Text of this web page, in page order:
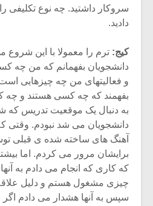
سروکار داشتید. چه نوع تکلیفی
دادید.
کیج: ترم را معمولا با این شروع
دانشجویان بفهمانم که من چه
و فعالیتهای من چه چیزهایی
بفهمند که چه کسی هستند و چه
به دنبال یک موقعیت تدریس که
دانشجویان می شد نبودم. وقتی
آهنگ های ساخته شده ی قبلی
برایشان مرور می کردم. اما
که کاری که انجام می دادم به
چیزی مشغول هستم و دلیل
سپس به آنها هشدار می دادم اگر